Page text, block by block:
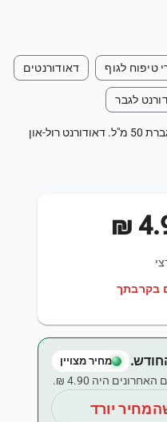
טיפוח לגוף דאודורנטים
לגבר
וישי - דאודורנט אדום רול און להזעה מוגברת 50 מ"ל. דאודורנט רול-און
בקרבתך
מחיר מצויין
יורד